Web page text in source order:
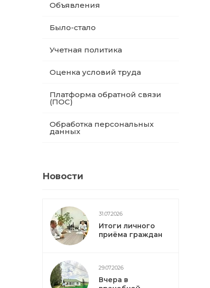
Объявления
Было-стало
Учетная политика
Оценка условий труда
Платформа обратной связи
(ПОС)
Обработка персональных
данных
Новости
31.07.2026
Итоги личного
приёма граждан
29.07.2026
Вчера в